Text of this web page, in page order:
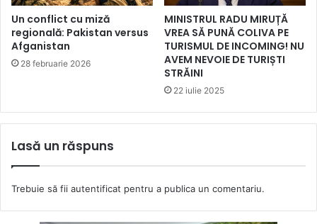
Un conflict cu miză
regională: Pakistan versus
Afganistan
28 februarie 2026
MINISTRUL RADU MIRUȚĂ
VREA SĂ PUNĂ COLIVA PE
TURISMUL DE INCOMING! NU
AVEM NEVOIE DE TURIȘTI
STRĂINI
22 iulie 2025
Lasă un răspuns
Trebuie să fii autentificat pentru a publica un comentariu.